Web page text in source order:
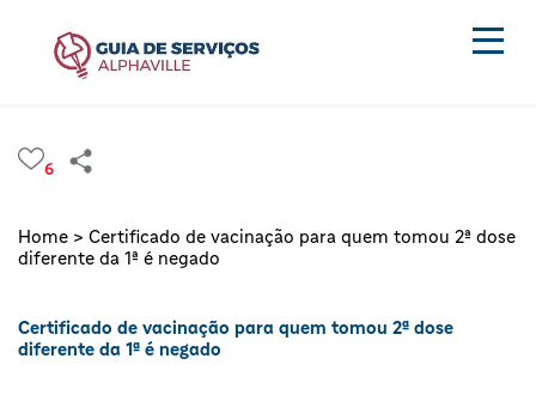
6
Home > Certificado de vacinação para quem tomou 2ª dose
diferente da 1ª é negado
Certificado de vacinação para quem tomou 2ª dose
diferente da 1ª é negado